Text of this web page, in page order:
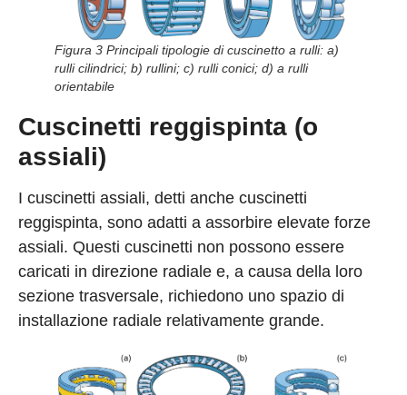
Figura 3 Principali tipologie di cuscinetto a rulli: a)
rulli cilindrici; b) rullini; c) rulli conici; d) a rulli
orientabile
Cuscinetti reggispinta (o
assiali)
I cuscinetti assiali, detti anche cuscinetti
reggispinta, sono adatti a assorbire elevate forze
assiali. Questi cuscinetti non possono essere
caricati in direzione radiale e, a causa della loro
sezione trasversale, richiedono uno spazio di
installazione radiale relativamente grande.